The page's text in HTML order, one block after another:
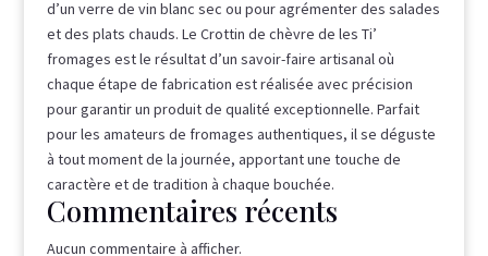
d’un verre de vin blanc sec ou pour agrémenter des salades
et des plats chauds. Le Crottin de chèvre de les Ti’
fromages est le résultat d’un savoir-faire artisanal où
chaque étape de fabrication est réalisée avec précision
pour garantir un produit de qualité exceptionnelle. Parfait
pour les amateurs de fromages authentiques, il se déguste
à tout moment de la journée, apportant une touche de
caractère et de tradition à chaque bouchée.
Commentaires récents
Aucun commentaire à afficher.